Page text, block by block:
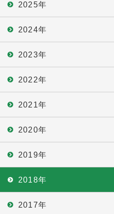
2025年
2024年
2023年
2022年
2021年
2020年
2019年
2018年
2017年